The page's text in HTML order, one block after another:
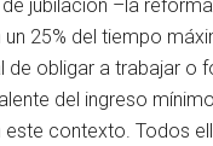
jubilación –la
25% del tiempo
de obligar a trabajar o
del ingreso
este contexto. Todos